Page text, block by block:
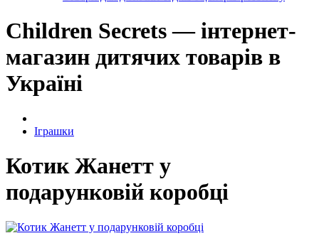
Children Secrets — інтернет-
магазин дитячих товарів в
Україні
Іграшки
Котик Жанетт у
подарунковій коробці